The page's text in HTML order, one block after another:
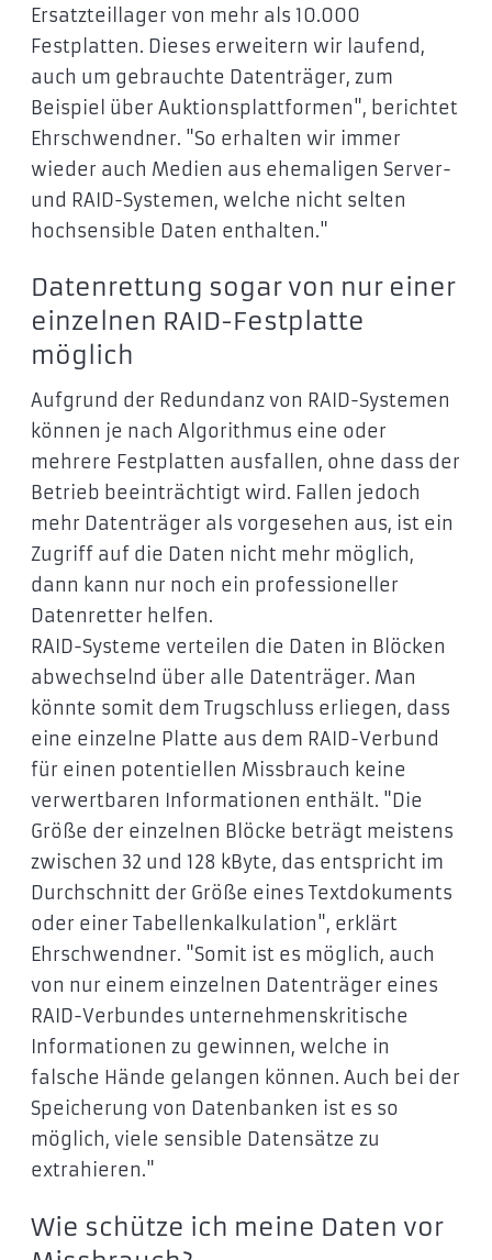
Ersatzteillager von mehr als 10.000
Festplatten. Dieses erweitern wir laufend,
auch um gebrauchte Datenträger, zum
Beispiel über Auktionsplattformen", berichtet
Ehrschwendner. "So erhalten wir immer
wieder auch Medien aus ehemaligen Server-
und RAID-Systemen, welche nicht selten
hochsensible Daten enthalten."
Datenrettung sogar von nur einer
einzelnen RAID-Festplatte
möglich
Aufgrund der Redundanz von RAID-Systemen
können je nach Algorithmus eine oder
mehrere Festplatten ausfallen, ohne dass der
Betrieb beeinträchtigt wird. Fallen jedoch
mehr Datenträger als vorgesehen aus, ist ein
Zugriff auf die Daten nicht mehr möglich,
dann kann nur noch ein professioneller
Datenretter helfen.
RAID-Systeme verteilen die Daten in Blöcken
abwechselnd über alle Datenträger. Man
könnte somit dem Trugschluss erliegen, dass
eine einzelne Platte aus dem RAID-Verbund
für einen potentiellen Missbrauch keine
verwertbaren Informationen enthält. "Die
Größe der einzelnen Blöcke beträgt meistens
zwischen 32 und 128 kByte, das entspricht im
Durchschnitt der Größe eines Textdokuments
oder einer Tabellenkalkulation", erklärt
Ehrschwendner. "Somit ist es möglich, auch
von nur einem einzelnen Datenträger eines
RAID-Verbundes unternehmenskritische
Informationen zu gewinnen, welche in
falsche Hände gelangen können. Auch bei der
Speicherung von Datenbanken ist es so
möglich, viele sensible Datensätze zu
extrahieren."
Wie schütze ich meine Daten vor